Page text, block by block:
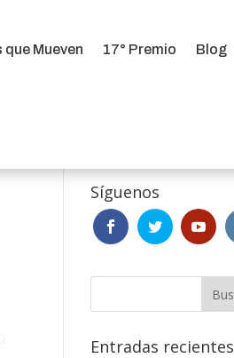
Mueven 17° Premio Blog
Síguenos
Entradas recientes